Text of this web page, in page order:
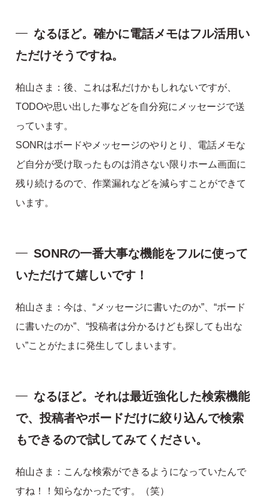
なるほど。確かに電話メモはフル活用い
ただけそうですね。
柏山さま：後、これは私だけかもしれないですが、
TODOや思い出した事などを自分宛にメッセージで送
っています。
SONRはボードやメッセージのやりとり、電話メモな
ど自分が受け取ったものは消さない限りホーム画面に
残り続けるので、作業漏れなどを減らすことができて
います。
SONRの一番大事な機能をフルに使って
いただけて嬉しいです！
柏山さま：今は、“メッセージに書いたのか”、“ボード
に書いたのか”、“投稿者は分かるけども探しても出な
い”ことがたまに発生してしまいます。
なるほど。それは最近強化した検索機能
で、投稿者やボードだけに絞り込んで検索
もできるので試してみてください。
柏山さま：こんな検索ができるようになっていたんで
すね！！知らなかったです。（笑）